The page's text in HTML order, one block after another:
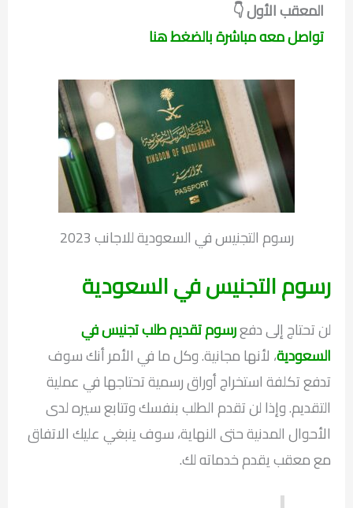
المعقب الأول 👇
تواصل معه مباشرة بالضغط هنا
رسوم التجنيس في السعودية للاجانب 2023
رسوم التجنيس في السعودية
لن تحتاج إلى دفعرسوم تقديم طلب تجنيس في
السعودية، لأنها مجانية. وكل ما في الأمر أنك سوف
تدفع تكلفة استخراج أوراق رسمية تحتاجها في عملية
التقديم. وإذا لن تقدم الطلب بنفسك وتتابع سيره لدى
الأحوال المدنية حتى النهاية، سوف ينبغي عليك الاتفاق
مع معقب يقدم خدماته لك.